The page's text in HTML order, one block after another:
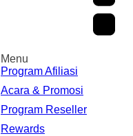
Menu
Program Afiliasi
Acara & Promosi
Program Reseller
Rewards